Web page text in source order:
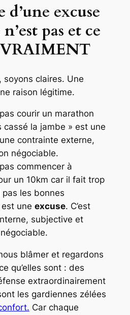
d’une excuse
pas et ce
VRAIMENT
soyons claires. Une
raison légitime.
courir un marathon
cassé la jambe » est une
une contrainte externe,
négociable.
commencer à
un 10km car il fait trop
pas les bonnes
une excuse. C’est
subjective et
blâmer et regardons
qu’elles sont : des
extraordinairement
les gardiennes zélées
Car chaque